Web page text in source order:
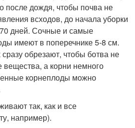
после дождя, чтобы почва не
всходов, до начала уборки
дней. Сочные и самые
имеют в поперечнике 5-8 см.
обрезают, чтобы ботва не
вещества, а корни немного
корнеплоды можно
так, как и все
например).